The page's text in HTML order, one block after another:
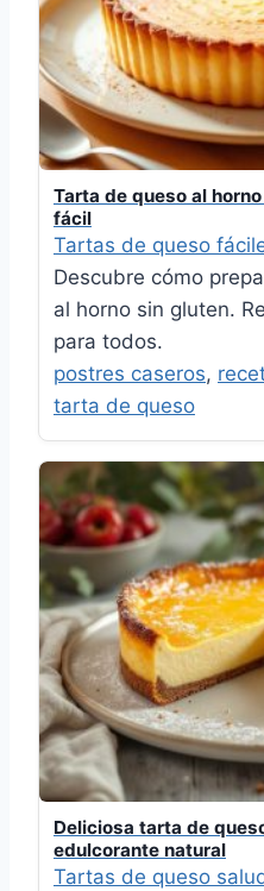
Tarta de queso al
fácil
Tartas de queso
Descubre cómo
al horno sin gluten.
para todos.
postres caseros,
tarta de queso
Deliciosa tarta de
edulcorante natural
Tartas de queso